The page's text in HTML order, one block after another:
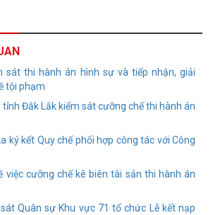
sát thi hành án hình sự và tiếp nhận, giải
tội phạm
tỉnh Đắk Lắk kiểm sát cưỡng chế thi hành án
ký kết Quy chế phối hợp công tác với Công
việc cưỡng chế kê biên tài sản thi hành án
Quân sự Khu vực 71 tổ chức Lễ kết nạp